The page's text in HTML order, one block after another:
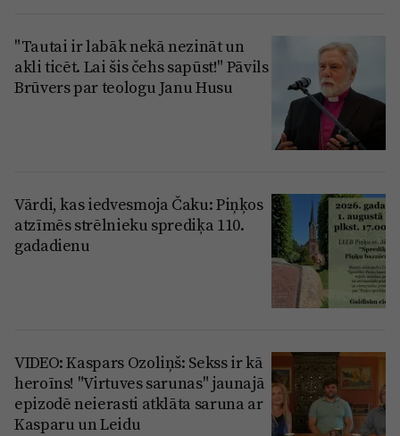
"Tautai ir labāk nekā nezināt un
akli ticēt. Lai šis čehs sapūst!" Pāvils
Brūvers par teologu Janu Husu
Vārdi, kas iedvesmoja Čaku: Piņķos
atzīmēs strēlnieku sprediķa 110.
gadadienu
VIDEO: Kaspars Ozoliņš: Sekss ir kā
heroīns! "Virtuves sarunas" jaunajā
epizodē neierasti atklāta saruna ar
Kasparu un Leidu